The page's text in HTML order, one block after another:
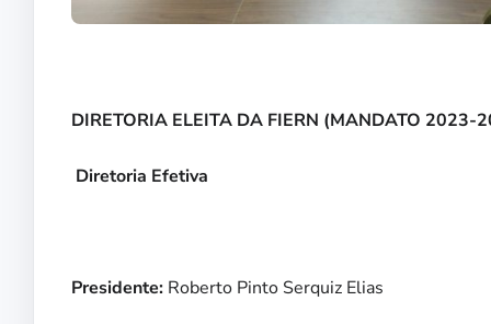
DIRETORIA ELEITA DA FIERN (MANDATO 2023-
Diretoria Efetiva
Presidente: Roberto Pinto Serquiz Elias